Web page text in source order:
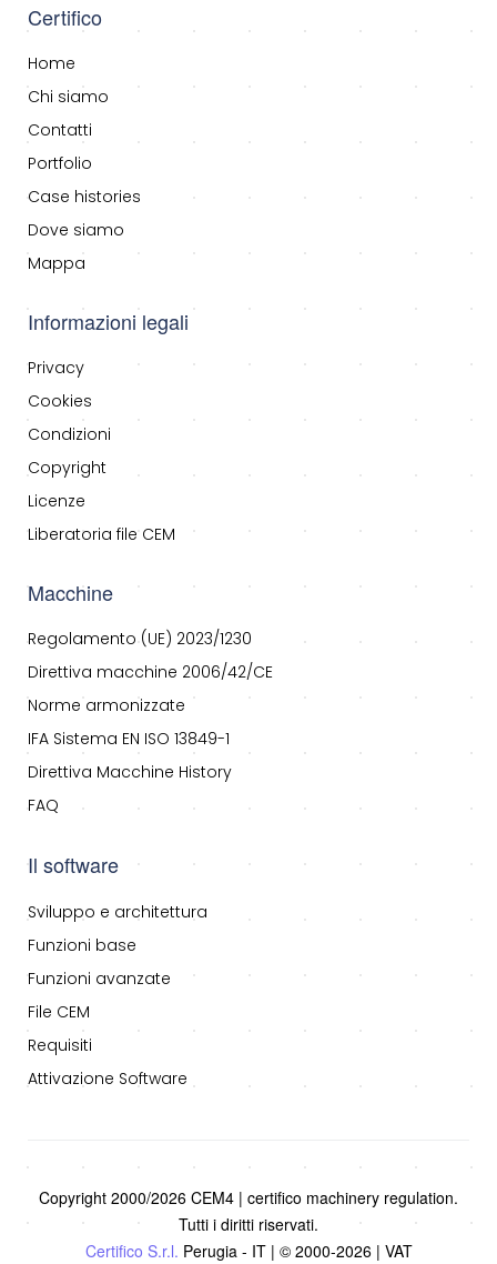
Certifico
Home
Chi siamo
Contatti
Portfolio
Case histories
Dove siamo
Mappa
Informazioni legali
Privacy
Cookies
Condizioni
Copyright
Licenze
Liberatoria file CEM
Macchine
Regolamento (UE) 2023/1230
Direttiva macchine 2006/42/CE
Norme armonizzate
IFA Sistema EN ISO 13849-1
Direttiva Macchine History
FAQ
Il software
Sviluppo e architettura
Funzioni base
Funzioni avanzate
File CEM
Requisiti
Attivazione Software
Copyright 2000/2026 CEM4 | certifico machinery regulation.
Tutti i diritti riservati.
Certifico S.r.l. Perugia - IT | © 2000-2026 | VAT